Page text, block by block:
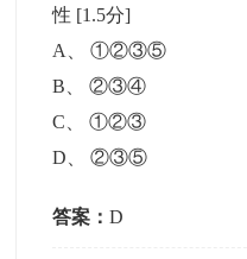
性 [1.5分]
A
、①②③⑤
B 、②③④
C 、①②③
D 、②③⑤
答案：D